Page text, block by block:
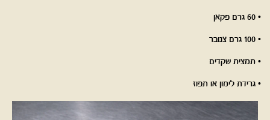
• 60 גרם פקאן
• 100 גרם צנובר
• תמצית שקדים
• גרידת לימון או תפוז